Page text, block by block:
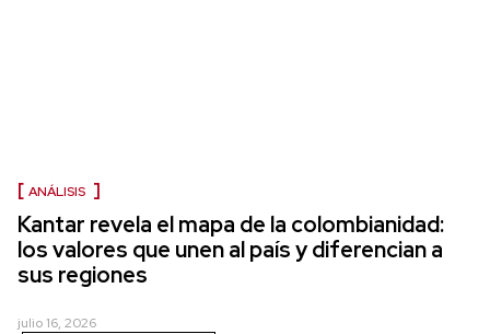
ANÁLISIS
Kantar revela el mapa de la colombianidad:
los valores que unen al país y diferencian a
sus regiones
julio 16, 2026